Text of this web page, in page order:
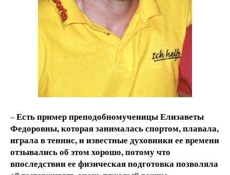
–Есть пример преподобномученицы Елизаветы
Федоровны, котораязанималась спортом, плавала,
играла в теннис, и известные духовники ее времени
отзывались об этом хорошо, потому что
впоследствии ее физическая подготовка позволяла